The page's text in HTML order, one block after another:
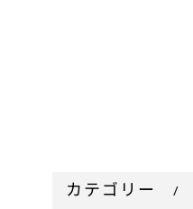
カテゴリー